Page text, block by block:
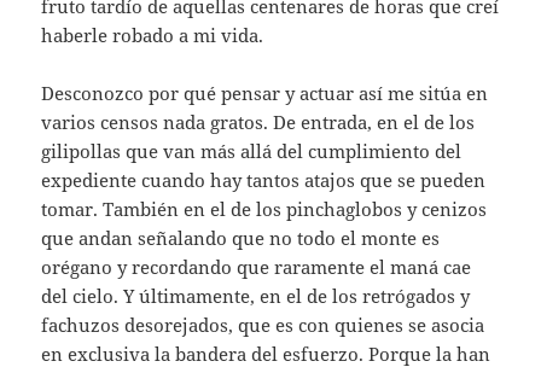
fruto tardío de aquellas centenares de horas que creí
haberle robado a mi vida.
Desconozco por qué pensar y actuar así me sitúa en
varios censos nada gratos. De entrada, en el de los
gilipollas que van más allá del cumplimiento del
expediente cuando hay tantos atajos que se pueden
tomar. También en el de los pinchaglobos y cenizos
que andan señalando que no todo el monte es
orégano y recordando que raramente el maná cae
del cielo. Y últimamente, en el de los retrógados y
fachuzos desorejados, que es con quienes se asocia
en exclusiva la bandera del esfuerzo. Porque la han